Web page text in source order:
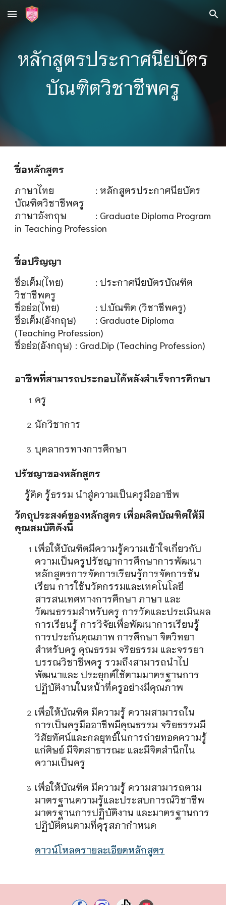
Skip to main content Skip to navigation
หลักสูตรประกาศนียบัตร
บัณฑิตวิชาชีพครู
ชื่อหลักสูตร
ภาษาไทย
: หลักสูตรประกาศนียบัตร
บัณฑิตวิชาชีพครู
ภาษาอังกฤษ
: Graduate Diploma Program
in Teaching Profession
ชื่อปริญญา
ชื่อเต็ม(ไทย)
: ประกาศนียบัตรบัณฑิต
วิชาชีพครู
ชื่อย่อ(ไทย)
: ป.บัณฑิต (วิชาชีพครู)
ชื่อเต็ม(อังกฤษ)
: Graduate Diploma
(Teaching Profession)
ชื่อย่อ(อังกฤษ) : Grad.Dip (Teaching Profession)
อาชีพที่สามารถประกอบได้หลังสำเร็จการศึกษา
ครู
นักวิชาการ
บุคลากรทางการศึกษา
ปรัชญาของหลักสูตร
รู้คิด รู้ธรรม นำสู่ความเป็นครูมืออาชีพ
วัตถุประสงค์ของหลักสูตร เพื่อผลิตบัณฑิตให้มี
คุณสมบัติดังนี้
เพื่อให้บัณฑิตมีความรู้ความเข้าใจเกี่ยวกับ
ความเป็นครูปรัชญาการศึกษาการพัฒนา
หลักสูตรการจัดการเรียนรู้การจัดการช้น
เรียน การใช้นวัตกรรมและเทคโนโลยี
สารสนเทศทางการศึกษา ภาษา และ
วัฒนธรรมสำหรับครู การวัดและประเมินผล
การเรียนรู้ การวิจัยเพื่อพัฒนาการเรียนรู้
การประกันคุณภาพ การศึกษา จิตวิทยา
สำหรับครู คุณธรรม จริยธรรม และจรรยา
บรรณวิชาชีพครู รวมถึงสามารถนำไป
พัฒนาและ ประยุกต์ใช้ตามมาตรฐานการ
ปฏิบัติงานในหน้าที่ครูอย่างมีคุณภาพ
เพื่อให้บัณฑิต มีความรู้ ความสามารถใน
การเป็นครูมืออาชีพมีคุณธรรม จริยธรรมมี
วิสัยทัศน์และกลยุทธ์ในการถ่ายทอดความรู้
แก่ศิษย์ มีจิตสาธารณะ และมีจิตสำนึกใน
ความเป็นครู
เพื่อให้บัณฑิต มีความรู้ ความสามารถตาม
มาตรฐานความรู้และประสบการณ์วิชาชีพ
มาตรฐานการปฏิบัติงาน และมาตรฐานการ
ปฏิบัติตนตามที่คุรุสภากำหนด
ดาวน์โหลดรายละเอียดหลักสูตร